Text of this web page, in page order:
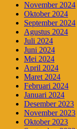
November 2024
Oktober 2024
September 2024
Agustus 2024
Juli 2024
Juni 2024
Mei 2024
April 2024
Maret 2024
Februari 2024
Januari 2024
Desember 2023
November 2023
Oktober 2023